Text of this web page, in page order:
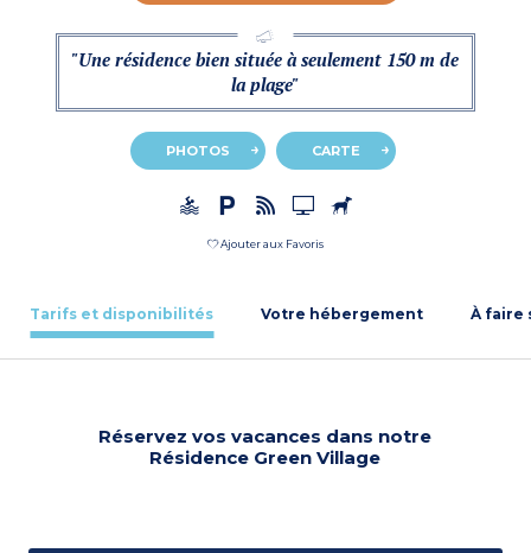
"Une résidence bien située à seulement 150 m de
la plage"
PHOTOS CARTE
Ajouter aux Favoris
Tarifs et disponibilités Votre hébergement À faire
Réservez vos vacances dans notre
Résidence Green Village